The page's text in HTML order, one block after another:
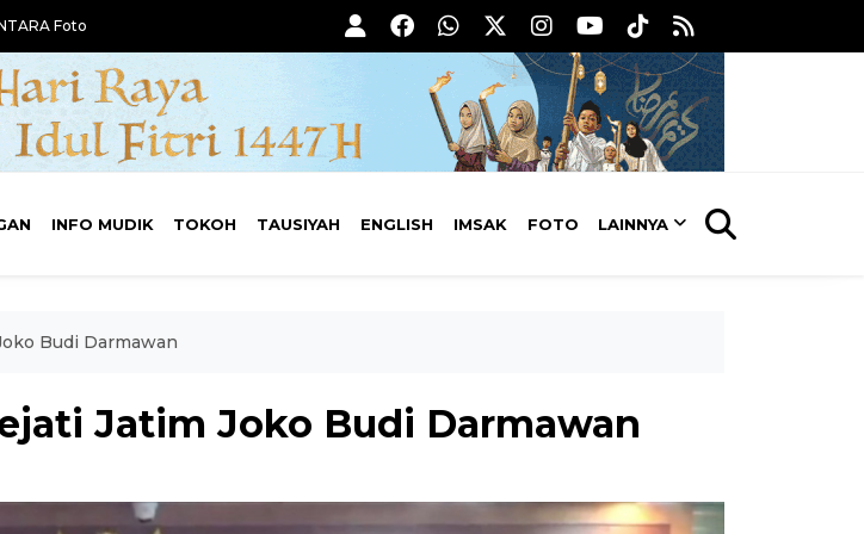
Foto
INFO MUDIK TOKOH TAUSIYAH ENGLISH IMSAK FOTO LAINNYA
Budi Darmawan
Jatim Joko Budi Darmawan